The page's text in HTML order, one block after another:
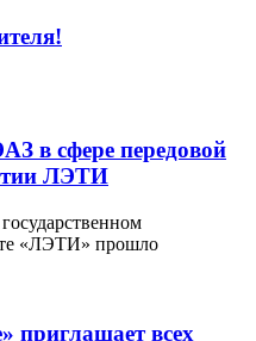
в сфере передовой
ЛЭТИ
«ЛЭТИ» прошло
приглашает всех